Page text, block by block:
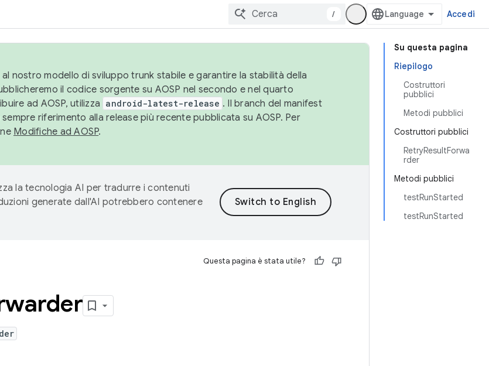
/ Accedi
Su questa pagina
Riepilogo
Costruttori
pubblici
Metodi pubblici
Costruttori pubblici
RetryResultForwa
rder
Metodi pubblici
testRunStarted
testRunStarted
nostro modello di sviluppo trunk stabile e garantire la stabilità della
il codice sorgente su AOSP nel secondo e nel quarto
ad AOSP, utilizza android-latest-release . Il branch del manifest
riferimento alla release più recente pubblicata su AOSP. Per
Modifiche ad AOSP.
la tecnologia AI per tradurre i contenuti
generate dall'AI potrebbero contenere
Questa pagina è stata utile?